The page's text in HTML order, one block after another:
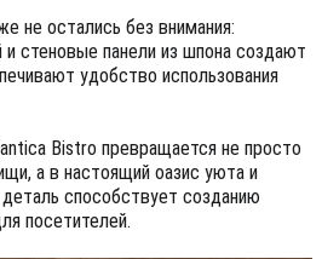
не остались без внимания:
стеновые панели из шпона создают
удобство использования
Bistro превращается не просто
а в настоящий оазис уюта и
способствует созданию
посетителей.